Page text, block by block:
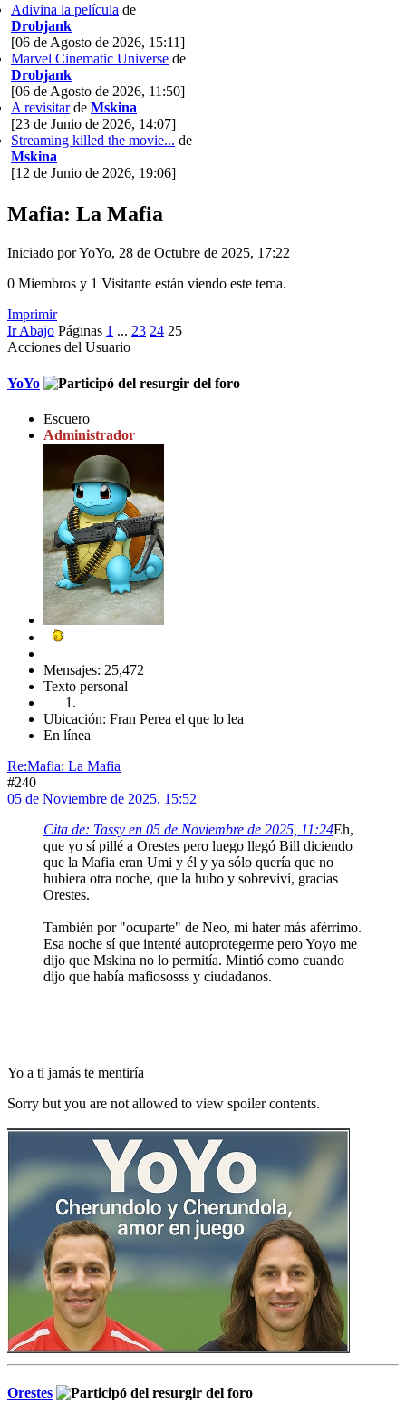
Adivina la película de
Drobjank
[06 de Agosto de 2026, 15:11]
Marvel Cinematic Universe de
Drobjank
[06 de Agosto de 2026, 11:50]
A revisitarde Mskina
[23 de Junio de 2026, 14:07]
Streaming killed the movie... de
Mskina
[12 de Junio de 2026, 19:06]
Mafia: La Mafia
Iniciado por YoYo, 28 de Octubre de 2025, 17:22
0 Miembros y 1 Visitante están viendo este tema.
Imprimir
Ir Abajo Páginas 1 ... 23 24 25
Acciones del Usuario
YoYo
Escuero
Administrador
Mensajes: 25,472
Texto personal
Ubicación: Fran Perea el que lo lea
En línea
Re:Mafia: La Mafia
#240
05 de Noviembre de 2025, 15:52
Cita de: Tassy en 05 de Noviembre de 2025, 11:24Eh,
que yo sí pillé a Orestes pero luego llegó Bill diciendo
que la Mafia eran Umi y él y ya sólo quería que no
hubiera otra noche, que la hubo y sobreviví, gracias
Orestes.
También por "ocuparte" de Neo, mi hater más aférrimo.
Esa noche sí que intenté autoprotegerme pero Yoyo me
dijo que Mskina no lo permitía. Mintió como cuando
dijo que había mafiososss y ciudadanos.
Yo a ti jamás te mentiría
Sorry but you are not allowed to view spoiler contents.
Orestes